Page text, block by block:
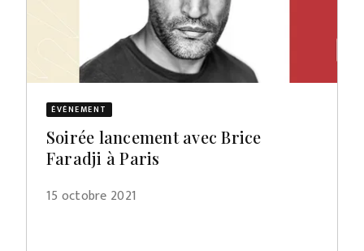
ÉVÈNEMENT
Soirée lancement avec Brice
Faradji à Paris
15 octobre 2021